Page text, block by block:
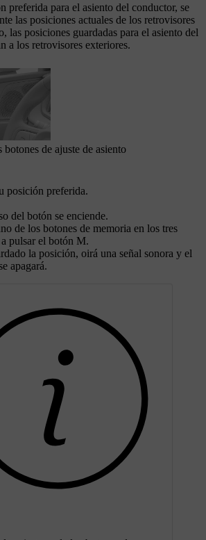
preferida para el asiento del conductor, se
las posiciones actuales de los retrovisores
las posiciones guardadas para el asiento del
a los retrovisores exteriores.
de ajuste de asiento
posición preferida.
del botón se enciende.
de los botones de memoria en los tres
pulsar el botón M.
la posición, oirá una señal sonora y el
apagará.